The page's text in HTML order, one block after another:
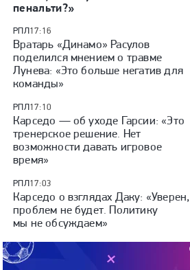
пенальти?»
РПЛ17:16
Вратарь «Динамо» Расулов
поделился мнением о травме
Лунева: «Это больше негатив для
команды»
РПЛ17:10
Карседо — об уходе Гарсии: «Это
тренерское решение. Нет
возможности давать игровое
время»
РПЛ17:03
Карседо о взглядах Даку: «Уверен,
проблем не будет. Политику
мы не обсуждаем»